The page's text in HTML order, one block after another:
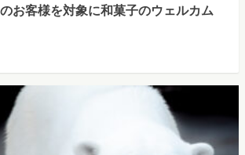
お客様を対象に和菓子のウェルカム